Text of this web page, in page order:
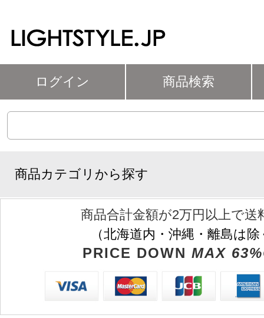
ログイン 商品検索
商品カテゴリから探す
商品合計金額が2万円以上で送
（北海道内・沖縄・離島は
PRICE DOWN MAX